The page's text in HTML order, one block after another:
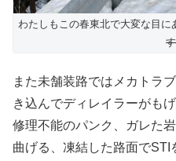
わたしもこの春東北で大変な目に
また未舗装路ではメカトラ
き込んでディレイラーがも
修理不能のパンク、ガレた
曲げる、凍結した路面で